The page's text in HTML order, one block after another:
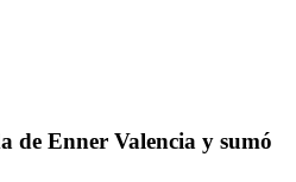
de Enner Valencia y sumó